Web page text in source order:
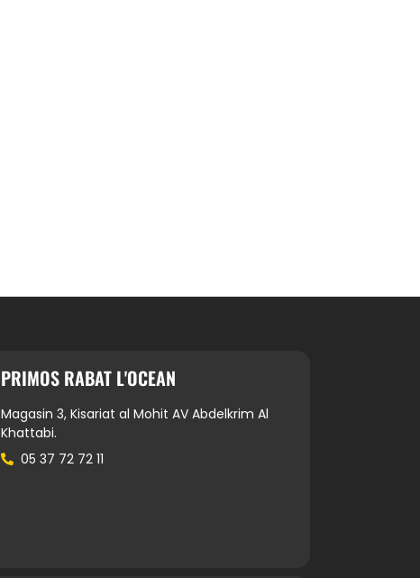
PRIMOS RABAT L'OCEAN
Magasin 3, Kisariat al Mohit AV Abdelkrim Al
Khattabi.
05 37 72 72 11